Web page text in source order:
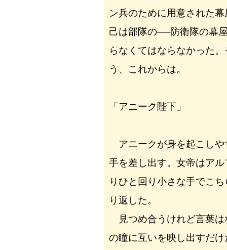
ン兵のために用意された
己は部隊の──防衛隊の幕
らなくてはならなかった
う、これからは。
「アニーク陛下」
アニークが身を起こしや
手を差し出す。女帝はア
りひと回り小さな手でこ
り返した。
見つめ合うけれど言葉は
の瞳に互いを映し出すだけ